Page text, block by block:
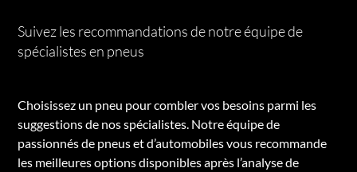
Suivez les recommandations de notre équipe de
spécialistes en pneus
Choisissez un pneu pour combler vos besoins parmi les
suggestions de nos spécialistes. Notre équipe de
passionnés de pneus et d’automobiles vous recommande
les meilleures options disponibles après l’analyse de